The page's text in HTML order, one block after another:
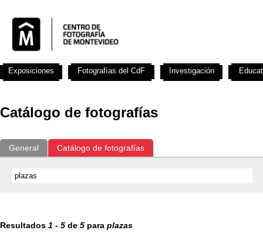
Catálogo de fotografías
General Catálogo de fotografías
Resultados 1 - 5 de 5 para plazas
Exposiciones Fotografías del CdF Investigación